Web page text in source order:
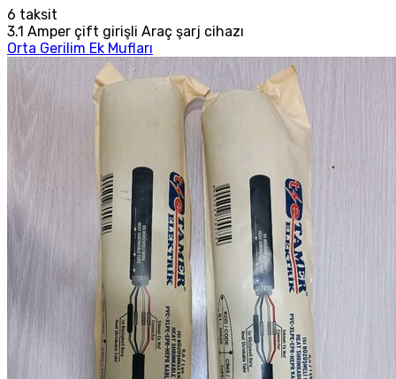
6 taksit
3.1 Amper çift girişli Araç şarj cihazı
Orta Gerilim Ek Mufları